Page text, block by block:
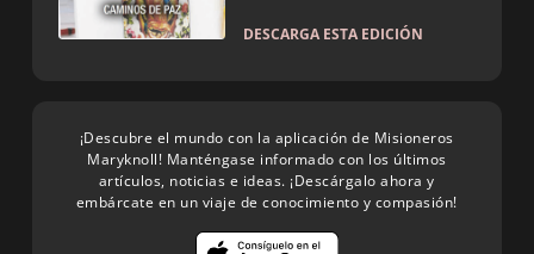
DESCARGA ESTA EDICIÓN
¡Descubre el mundo con la aplicación de Misioneros
Maryknoll! Manténgase informado con los últimos
artículos, noticias e ideas. ¡Descárgalo ahora y
embárcate en un viaje de conocimiento y compasión!